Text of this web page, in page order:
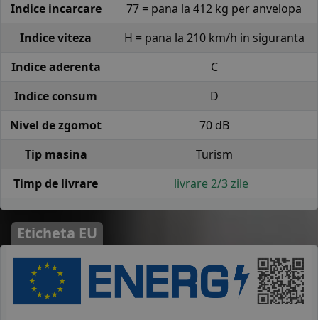
Indice incarcare
77 = pana la 412 kg per anvelopa
Indice viteza
H = pana la 210 km/h in siguranta
Indice aderenta
C
Indice consum
D
Nivel de zgomot
70 dB
Tip masina
Turism
Timp de livrare
livrare 2/3 zile
Eticheta EU